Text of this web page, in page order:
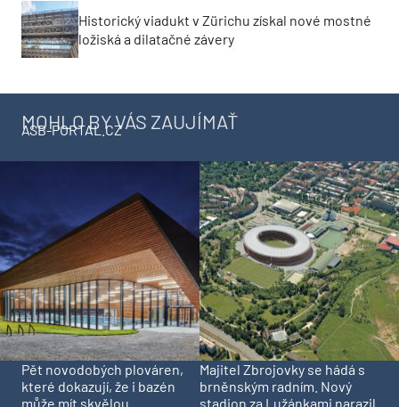
Historický viadukt v Zürichu získal nové mostné
ložiská a dilatačné závery
MOHLO BY VÁS ZAUJÍMAŤ
ASB-PORTAL.CZ
Pět novodobých plováren,
které dokazují, že i bazén
může mít skvělou
Majitel Zbrojovky se hádá s
brněnským radním. Nový
stadion za Lužánkami narazil